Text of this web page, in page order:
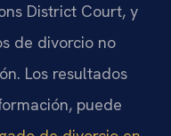
District Court, y
de divorcio no
Los resultados
puede